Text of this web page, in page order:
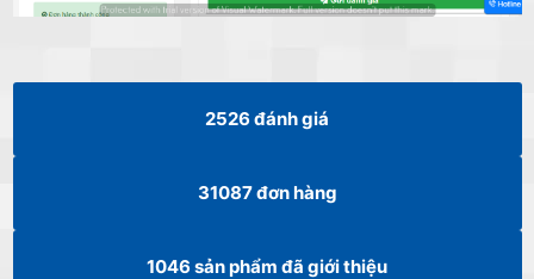
2526 đánh giá
31087đơn hàng
1046 sản phẩm đã giới thiệu